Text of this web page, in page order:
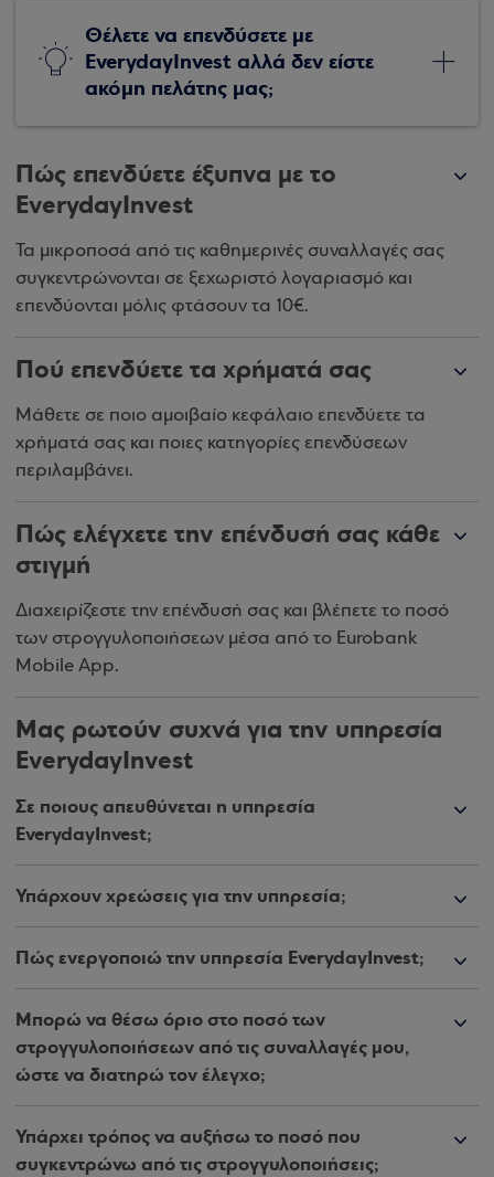
Θέλετε να επενδύσετε με
EverydayInvest αλλά δεν είστε
ακόμη πελάτης μας;
Πώς επενδύετε έξυπνα με το
EverydayInvest
Τα μικροποσά από τις καθημερινές συναλλαγές σας
συγκεντρώνονται σε ξεχωριστό λογαριασμό και
επενδύονται μόλις φτάσουν τα 10€.
Πού επενδύετε τα χρήματά σας
Μάθετε σε ποιο αμοιβαίο κεφάλαιο επενδύετε τα
χρήματά σας και ποιες κατηγορίες επενδύσεων
περιλαμβάνει.
Πώς ελέγχετε την επένδυσή σας κάθε
στιγμή
Διαχειρίζεστε την επένδυσή σας και βλέπετε το ποσό
των στρογγυλοποιήσεων μέσα από το Eurobank
Mobile App.
Μας ρωτούν συχνά για την υπηρεσία
EverydayInvest
Σε ποιους απευθύνεται η υπηρεσία
EverydayInvest;
Υπάρχουν χρεώσεις για την υπηρεσία;
Πώς ενεργοποιώ την υπηρεσία EverydayInvest;
Μπορώ να θέσω όριο στο ποσό των
στρογγυλοποιήσεων από τις συναλλαγές μου,
ώστε να διατηρώ τον έλεγχο;
Υπάρχει τρόπος να αυξήσω το ποσό που
συγκεντρώνω από τις στρογγυλοποιήσεις;